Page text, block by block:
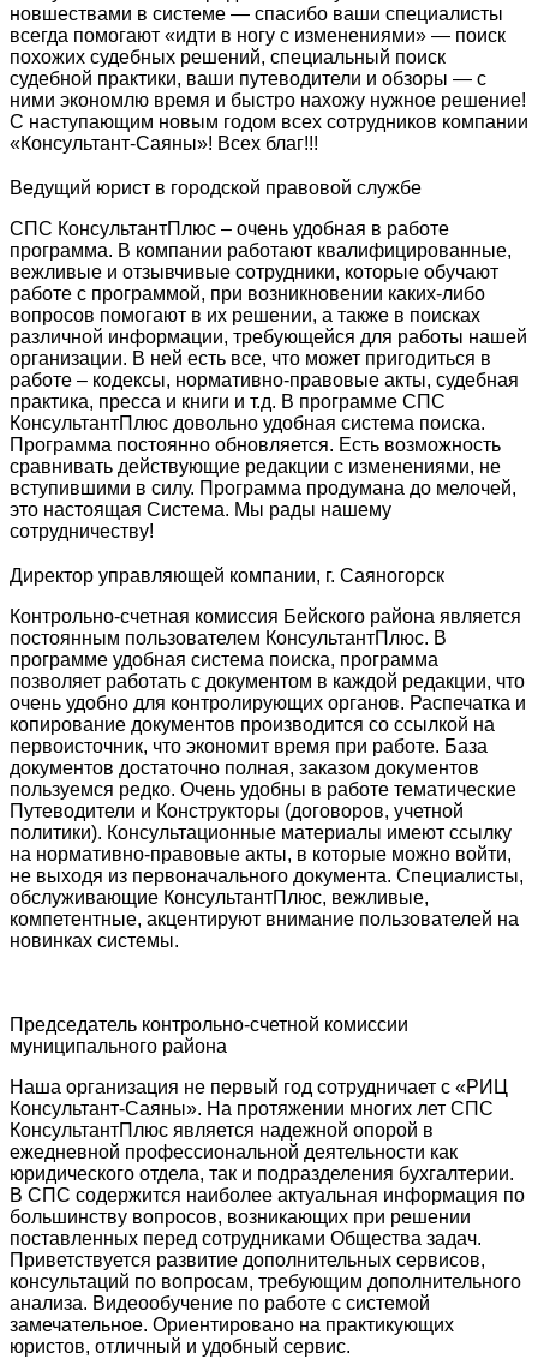
новшествами в системе — спасибо ваши специалисты
всегда помогают «идти в ногу с изменениями» — поиск
похожих судебных решений, специальный поиск
судебной практики, ваши путеводители и обзоры — с
ними экономлю время и быстро нахожу нужное решение!
С наступающим новым годом всех сотрудников компании
«Консультант-Саяны»! Всех благ!!!
Ведущий юрист в городской правовой службе
СПС КонсультантПлюс – очень удобная в работе
программа. В компании работают квалифицированные,
вежливые и отзывчивые сотрудники, которые обучают
работе с программой, при возникновении каких-либо
вопросов помогают в их решении, а также в поисках
различной информации, требующейся для работы нашей
организации. В ней есть все, что может пригодиться в
работе – кодексы, нормативно-правовые акты, судебная
практика, пресса и книги и т.д. В программе СПС
КонсультантПлюс довольно удобная система поиска.
Программа постоянно обновляется. Есть возможность
сравнивать действующие редакции с изменениями, не
вступившими в силу. Программа продумана до мелочей,
это настоящая Система. Мы рады нашему
сотрудничеству!
Директор управляющей компании, г. Саяногорск
Контрольно-счетная комиссия Бейского района является
постоянным пользователем КонсультантПлюс. В
программе удобная система поиска, программа
позволяет работать с документом в каждой редакции, что
очень удобно для контролирующих органов. Распечатка и
копирование документов производится со ссылкой на
первоисточник, что экономит время при работе. База
документов достаточно полная, заказом документов
пользуемся редко. Очень удобны в работе тематические
Путеводители и Конструкторы (договоров, учетной
политики). Консультационные материалы имеют ссылку
на нормативно-правовые акты, в которые можно войти,
не выходя из первоначального документа. Специалисты,
обслуживающие КонсультантПлюс, вежливые,
компетентные, акцентируют внимание пользователей на
новинках системы.
Председатель контрольно-счетной комиссии
муниципального района
Наша организация не первый год сотрудничает с «РИЦ
Консультант-Саяны». На протяжении многих лет СПС
КонсультантПлюс является надежной опорой в
ежедневной профессиональной деятельности как
юридического отдела, так и подразделения бухгалтерии.
В СПС содержится наиболее актуальная информация по
большинству вопросов, возникающих при решении
поставленных перед сотрудниками Общества задач.
Приветствуется развитие дополнительных сервисов,
консультаций по вопросам, требующим дополнительного
анализа. Видеообучение по работе с системой
замечательное. Ориентировано на практикующих
юристов, отличный и удобный сервис.